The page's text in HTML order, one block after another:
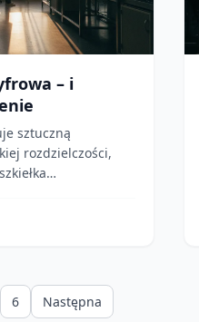
– i
sztuczną
rozdzielczości,
6 Następna